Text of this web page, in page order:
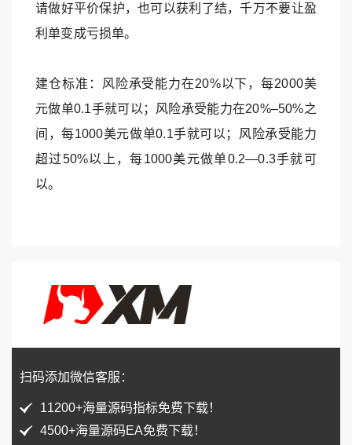
请做好平价保护，也可以获利了结，千万不要让盈
利单变成亏损单。
建仓标准：风险承受能力在20%以下，每2000美
元做单0.1手就可以；风险承受能力在20%–50%之
间，每1000美元做单0.1手就可以；风险承受能力
超过50%以上，每1000美元做单0.2—0.3手就可
以。
扫码添加微信客服：
11200+海量源码指标免费下载！
4500+海量源码EA免费下载！